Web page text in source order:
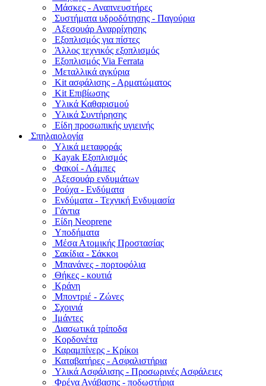
Μάσκες - Αναπνευστήρες
Συστήματα υδροδότησης - Παγούρια
Αξεσουάρ Αναρρίχησης
Εξοπλισμός για πίστες
Άλλος τεχνικός εξοπλισμός
Εξοπλισμός Via Ferrata
Μεταλλικά αγκύρια
Kit ασφάλισης - Αρματώματος
Kit Επιβίωσης
Υλικά Καθαρισμού
Υλικά Συντήρησης
Είδη προσωπικής υγιεινής
Σπηλαιολογία
Υλικά μεταφοράς
Kayak Εξοπλισμός
Φακοί - Λάμπες
Αξεσουάρ ενδυμάτων
Ρούχα - Ενδύματα
Ενδύματα - Τεχνική Ενδυμασία
Γάντια
Είδη Neoprene
Υποδήματα
Μέσα Ατομικής Προστασίας
Σακίδια - Σάκκοι
Μπανάνες - πορτοφόλια
Θήκες - κουτιά
Κράνη
Μποντριέ - Ζώνες
Σχοινιά
Ιμάντες
Διασωτικά τρίποδα
Κορδονέτα
Καραμπίνερς - Κρίκοι
Καταβατήρες - Ασφαλιστήρια
Υλικά Ασφάλισης - Προσωρινές Ασφάλειες
Φρένα Ανάβασης - ποδωστήρια